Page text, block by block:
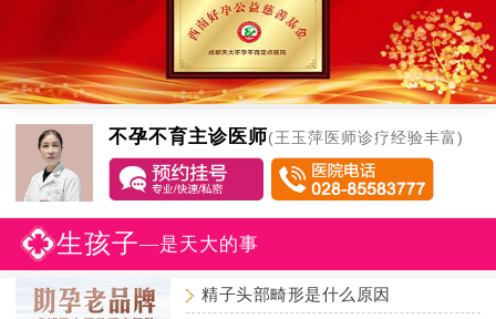
不孕不育主诊医师(王玉萍医师诊疗经验丰富)
生孩子—是天大的事
精子头部畸形是什么原因